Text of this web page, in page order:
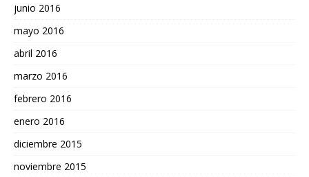
junio 2016
mayo 2016
abril 2016
marzo 2016
febrero 2016
enero 2016
diciembre 2015
noviembre 2015